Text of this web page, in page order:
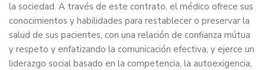
la sociedad. A través de este contrato, el médico ofrece sus
conocimientos y habilidades para restablecer o preservar la
salud de sus pacientes, con una relación de confianza mútua
y respeto y enfatizando la comunicación efectiva, y ejerce un
liderazgo social basado en la competencia, la autoexigencia,